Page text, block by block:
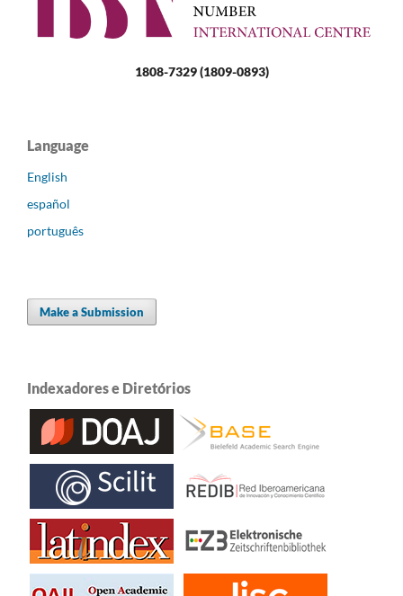
1808-7329 (1809-0893)
Language
English
español
português
Make a Submission
Indexadores e Diretórios